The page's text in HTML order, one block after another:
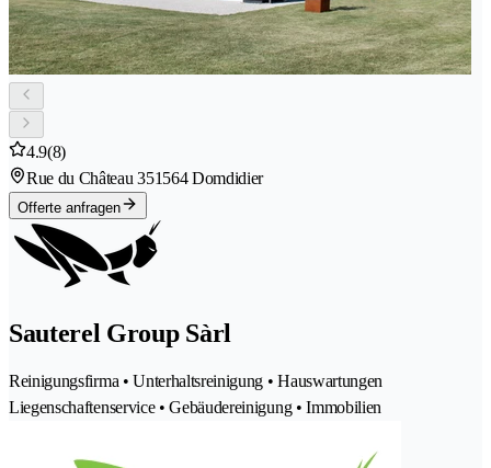
4.9(8)
Rue du Château 351564 Domdidier
Offerte anfragen
Sauterel Group Sàrl
Reinigungsfirma • Unterhaltsreinigung • Hauswartungen
Liegenschaftenservice • Gebäudereinigung • Immobilien